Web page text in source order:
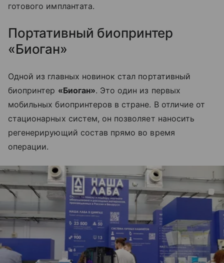
готового имплантата.
Портативный биопринтер
«Биоган»
Одной из главных новинок стал портативный
биопринтер «Биоган». Это один из первых
мобильных биопринтеров в стране. В отличие от
стационарных систем, он позволяет наносить
регенерирующий состав прямо во время
операции.